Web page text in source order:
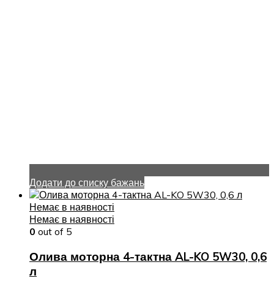
Додати до списку бажань
Немає в наявності
Немає в наявності
0 out of 5
Олива моторна 4-тактна AL-KO 5W30, 0,6
л